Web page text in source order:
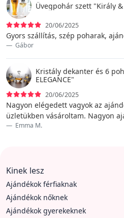
Üvegpohár szett "Király
20/06/2025
Gyors szállítás, szép poharak,
Gábor
Kristály dekanter és 6
ELEGANCE"
20/06/2025
Nagyon elégedett vagyok az
üzletükben vásároltam. Nagyon
Emma M.
Kinek lesz
Ajándékok férfiaknak
Ajándékok nőknek
Ajándékok gyerekeknek